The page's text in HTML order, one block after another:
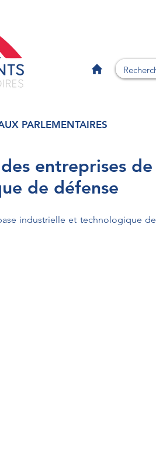
PARLEMENTAIRES
entreprises de
de défense
industrielle et technologique de